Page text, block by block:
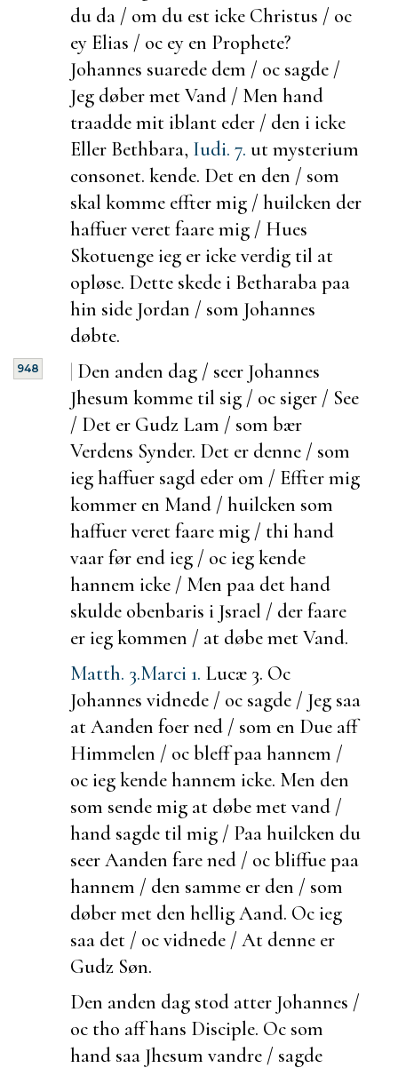
du da / om du est icke Christus / oc
ey Elias / oc ey en Prophete?
Johannes suarede dem / oc sagde /
Jeg døber met Vand / Men hand
traadde mit iblant eder / den i icke
Eller Bethbara, Iudi. 7. ut mysterium
consonet. kende. Det en den / som
skal komme effter mig / huilcken der
haffuer veret faare mig / Hues
Skotuenge ieg er icke verdig til at
opløse. Dette skede i Betharaba paa
hin side Jordan / som Johannes
døbte.
|
948
Den anden dag / seer Johannes
Jhesum komme til sig / oc siger / See
/ Det er Gudz Lam / som bær
Verdens Synder. Det er denne / som
ieg haffuer sagd eder om / Effter mig
kommer en Mand / huilcken som
haffuer veret faare mig / thi hand
vaar før end ieg / oc ieg kende
hannem icke / Men paa det hand
skulde obenbaris i Jsrael / der faare
er ieg kommen / at døbe met Vand.
Matth. 3.Marci 1. Lucæ 3. Oc
Johannes vidnede / oc sagde / Jeg saa
at Aanden foer ned / som en Due aff
Himmelen / oc bleff paa hannem /
oc ieg kende hannem icke. Men den
som sende mig at døbe met vand /
hand sagde til mig / Paa huilcken du
seer Aanden fare ned / oc bliffue paa
hannem / den samme er den / som
døber met den hellig Aand. Oc ieg
saa det / oc vidnede / At denne er
Gudz Søn.
Den anden dag stod atter Johannes /
oc tho aff hans Disciple. Oc som
hand saa Jhesum vandre / sagde